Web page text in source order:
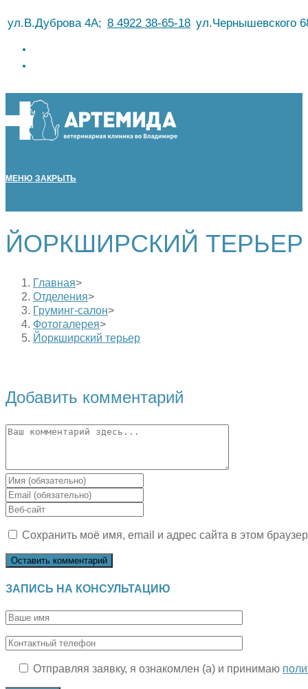
кул.В.Дуброва 4А; 8 4922 38-65-18 ул.Чернышевского
МЕНЮ ЗАКРЫТЬ
ЙОРКШИРСКИЙ ТЕРЬЕР
Главная>
Отделения>
Груминг-салон>
Фотогалерея>
Йоркширский терьер
Добавить комментарий
Комментарий
Введите
свое
имя
или
имя
чтобы
Введите
свой
адрес,
прокомментировать
Введите
вашего
сайта
Сохранить моё имя, email и адрес сайта в этом
ЗАПИСЬ НА КОНСУЛЬТАЦИЮ
Отправляя заявку, я ознакомлен (а) и принимаю